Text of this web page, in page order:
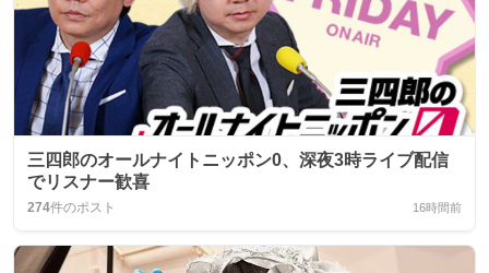
三四郎のオールナイトニッポン0、深夜3時ライブ配信
でリスナー歓喜
274件のポスト 16時間前